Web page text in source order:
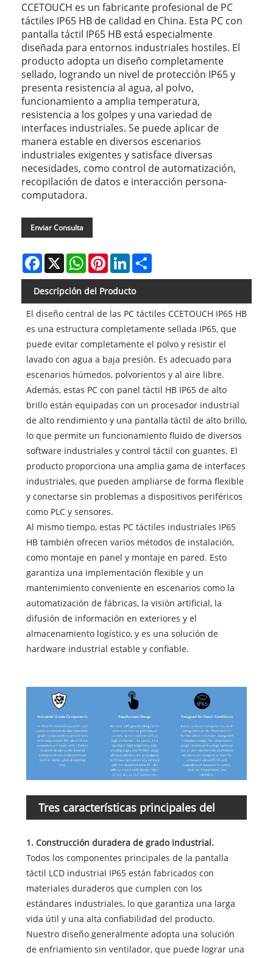
CCETOUCH es un fabricante profesional de PC
táctiles IP65 HB de calidad en China. Esta PC con
pantalla táctil IP65 HB está especialmente
diseñada para entornos industriales hostiles. El
producto adopta un diseño completamente
sellado, logrando un nivel de protección IP65 y
presenta resistencia al agua, al polvo,
funcionamiento a amplia temperatura,
resistencia a los golpes y una variedad de
interfaces industriales. Se puede aplicar de
manera estable en diversos escenarios
industriales exigentes y satisface diversas
necesidades, como control de automatización,
recopilación de datos e interacción persona-
computadora.
Enviar Consulta
Facebook
X WhatsAppPinterestLinkedIn
Descripción del Producto
El diseño central de las PC táctiles CCETOUCH IP65 HB
es una estructura completamente sellada IP65, que
puede evitar completamente el polvo y resistir el
lavado con agua a baja presión. Es adecuado para
escenarios húmedos, polvorientos y al aire libre.
Además, estas PC con panel táctil HB IP65 de alto
brillo están equipadas con un procesador industrial
de alto rendimiento y una pantalla táctil de alto brillo,
lo que permite un funcionamiento fluido de diversos
software industriales y control táctil con guantes. El
producto proporciona una amplia gama de interfaces
industriales, que pueden ampliarse de forma flexible
y conectarse sin problemas a dispositivos periféricos
como PLC y sensores.
Al mismo tiempo, estas PC táctiles industriales IP65
HB también ofrecen varios métodos de instalación,
como montaje en panel y montaje en pared. Esto
garantiza una implementación flexible y un
mantenimiento conveniente en escenarios como la
automatización de fábricas, la visión artificial, la
difusión de información en exteriores y el
almacenamiento logístico, y es una solución de
hardware industrial estable y confiable.
Tres características principales del
1. Construcción duradera de grado industrial.
Todos los componentes principales de la pantalla
táctil LCD industrial IP65 están fabricados con
materiales duraderos que cumplen con los
estándares industriales, lo que garantiza una larga
vida útil y una alta confiabilidad del producto.
Nuestro diseño generalmente adopta una solución
de enfriamiento sin ventilador, que puede lograr una